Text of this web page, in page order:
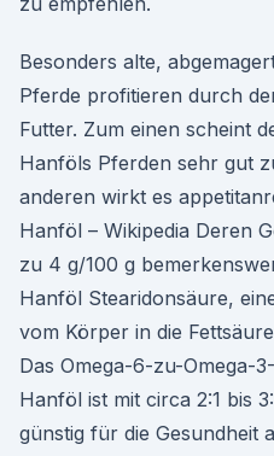
Besonders alte,
Pferde profitieren durch
Futter. Zum einen scheint
Hanföls Pferden sehr gut
anderen wirkt es
Hanföl – Wikipedia Deren
zu 4 g/100 g
Hanföl Stearidonsäure,
vom Körper in die
Das Omega-6-zu-Omega-
Hanföl ist mit circa 2:1 bis
günstig für die Gesundheit